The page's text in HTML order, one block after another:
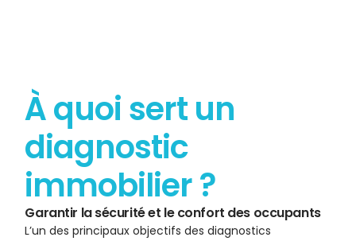
À quoi sert un
diagnostic
immobilier ?
Garantir la sécurité et le confort des occupants
L’un des principaux objectifs des diagnostics